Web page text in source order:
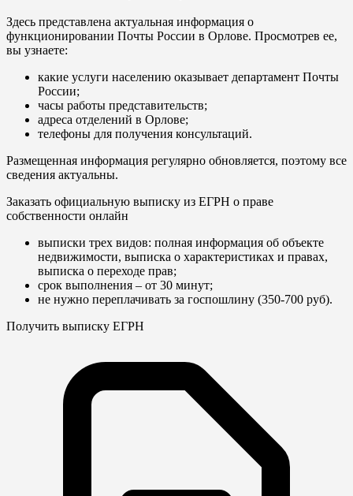
Здесь представлена актуальная информация о
функционировании Почты России в Орлове. Просмотрев ее,
вы узнаете:
какие услуги населению оказывает департамент Почты
России;
часы работы представительств;
адреса отделений в Орлове;
телефоны для получения консультаций.
Размещенная информация регулярно обновляется, поэтому все
сведения актуальны.
Заказать официальную выписку из ЕГРН о праве
собственности онлайн
выписки трех видов: полная информация об объекте
недвижимости, выписка о характеристиках и правах,
выписка о переходе прав;
срок выполнения – от 30 минут;
не нужно переплачивать за госпошлину (350-700 руб).
Получить выписку ЕГРН